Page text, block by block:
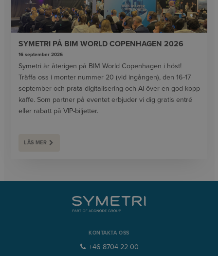
SYMETRI PÅ BIM WORLD COPENHAGEN 2026
16 september 2026
Symetri är återigen på BIM World Copenhagen i höst!
Träffa oss i monter nummer 20 (vid ingången), den 16-17
september och prata digitalisering och AI över en god kopp
kaffe. Som partner på eventet erbjuder vi dig gratis entré
eller rabatt på VIP-biljetter.
LÄS MER
KONTAKTA OSS
+46 8704 22 00